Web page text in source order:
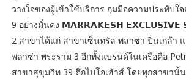
วางใจของผู้เข้าใช้บริการ กุมมือความประทับใ
9 อย่างมั่นคง 𝗠𝗔𝗥𝗥𝗔𝗞𝗘𝗦𝗛 𝗘𝗫𝗖𝗟𝗨𝗦𝗜𝗩𝗘
2 สาขาได้แก่ สาขาเซ็นทรัล พลาซ่า ปิ่นเกล้า
พลาซ่า พระราม 3 อีกทั้งแบรนด์ในเครือคือ
สาขาสุขุมวิท 39 ตึกไบโอเฮ้าส์ โดยทุกสาขานั้